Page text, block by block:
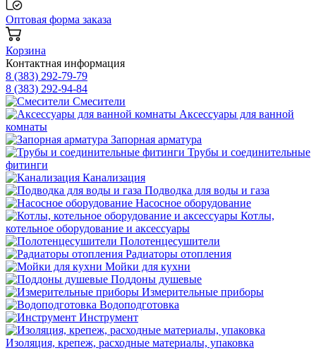
Оптовая форма заказа
Корзина
Контактная информация
8 (383) 292-79-79
8 (383) 292-94-84
Смесители
Аксессуары для ванной
комнаты
Запорная арматура
Трубы и соединительные
фитинги
Канализация
Подводка для воды и газа
Насосное оборудование
Котлы,
котельное оборудование и аксессуары
Полотенцесушители
Радиаторы отопления
Мойки для кухни
Поддоны душевые
Измерительные приборы
Водоподготовка
Инструмент
Изоляция, крепеж, расходные материалы, упаковка